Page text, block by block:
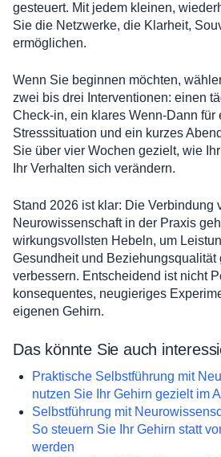
gesteuert. Mit jedem kleinen,
Sie die Netzwerke, die Klarheit,
ermöglichen.
Wenn Sie beginnen möchten,
zwei bis drei Interventionen: einen
Check-in, ein klares Wenn-Dann für
Stresssituation und ein kurzes
Sie über vier Wochen gezielt, wie
Ihr Verhalten sich verändern.
Stand 2026 ist klar: Die Verbindung
Neurowissenschaft in der Praxis
wirkungsvollsten Hebeln, um
Gesundheit und Beziehungsqualität
verbessern. Entscheidend ist nicht
konsequentes, neugieriges
eigenen Gehirn.
Das könnte Sie auch
Praktische Selbstführung mit
nutzen Sie Ihr Gehirn gezielt im
Selbstführung mit
So steuern Sie Ihr Gehirn statt
werden